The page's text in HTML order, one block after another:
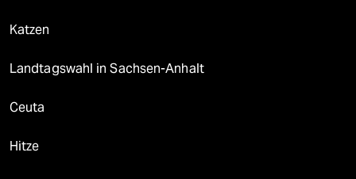
Katzen
Landtagswahl in Sachsen-Anhalt
Ceuta
Hitze